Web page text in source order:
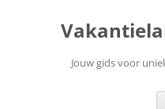
Jouw gids voor